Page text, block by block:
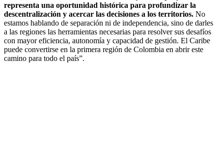
representa una oportunidad histórica para profundizar la
descentralización y acercar las decisiones a los territorios. No
estamos hablando de separación ni de independencia, sino de darles
a las regiones las herramientas necesarias para resolver sus desafíos
con mayor eficiencia, autonomía y capacidad de gestión. El Caribe
puede convertirse en la primera región de Colombia en abrir este
camino para todo el país”.